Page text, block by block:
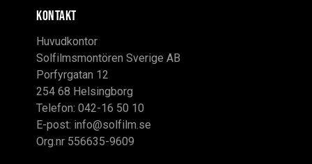
KONTAKT
Huvudkontor
Solfilmsmontören Sverige AB
Porfyrgatan 12
254 68 Helsingborg
Telefon: 042-16 50 10
E-post: info@solfilm.se
Org.nr 556635-9609